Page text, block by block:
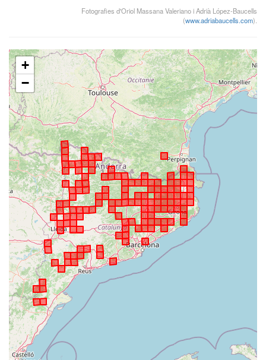
Fotografies d'Oriol Massana Valeriano i Adrià López-Baucells
(www.adriabaucells.com).
+
−